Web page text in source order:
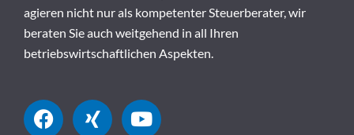
agieren nicht nur als kompetenter Steuerberater, wir
beraten Sie auch weitgehend in all Ihren
betriebswirtschaftlichen Aspekten.